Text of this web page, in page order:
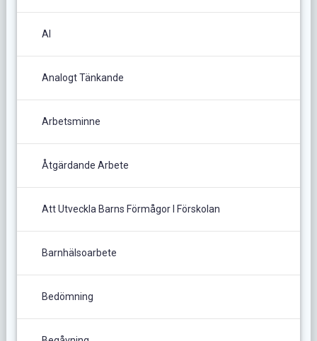
AI
Analogt Tänkande
Arbetsminne
Åtgärdande Arbete
Att Utveckla Barns Förmågor I Förskolan
Barnhälsoarbete
Bedömning